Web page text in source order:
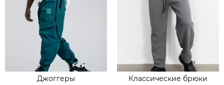
Джоггеры Классические брюки